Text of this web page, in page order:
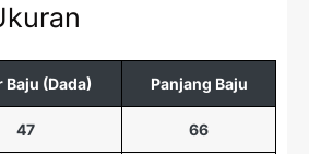
Baju (Dada) Panjang Baju
47 66